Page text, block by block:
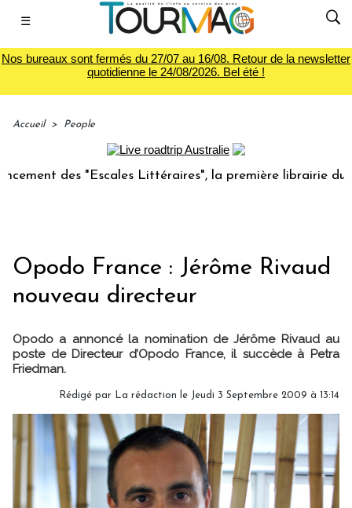
☰
Nos bureaux sont fermés du 27/07 au 16/08. Retour de la newsletter
quotidienne le 24/08/2026. Bel été !
Accueil > People
"Escales Littéraires", la première librairie du voyage
Opodo France : Jérôme Rivaud
nouveau directeur
Opodo a annoncé la nomination de Jérôme Rivaud au
poste de Directeur d’Opodo France, il succède à Petra
Friedman.
Rédigé par La rédaction le Jeudi 3 Septembre 2009 à 13:14